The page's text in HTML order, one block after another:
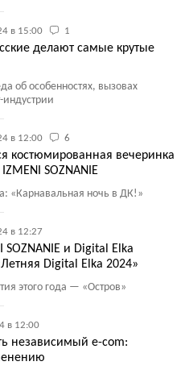
в 15:00 1
делают самые крутые
об особенностях, вызовах
индустрии
в 12:00 6
костюмированная вечеринка
SOZNANIE
«Карнавальная ночь в ДК!»
в 12:27
и Digital Elka
Digital Elka 2024»
этого года — «Остров»
в 12:00
независимый e-com: